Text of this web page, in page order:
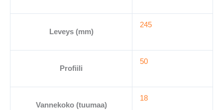
Leveys (mm)
245
Profiili
50
Vannekoko (tuumaa)
18